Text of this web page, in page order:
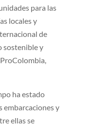
para las
locales y
de
sostenible y
ha estado
embarcaciones y
ellas se